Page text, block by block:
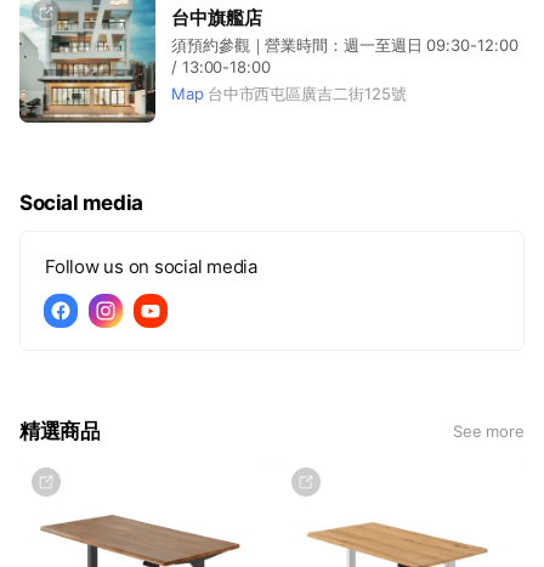
台中旗艦店
須預約參觀｜營業時間：週一至週日 09:30-12:00
/ 13:00-18:00
Map 台中市西屯區廣吉二街125號
Social media
Follow us on social media
精選商品 See more